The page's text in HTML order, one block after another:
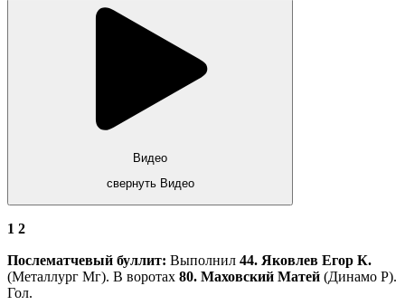
Видео
свернуть Видео
1 2
Послематчевый буллит: Выполнил 44. Яковлев Егор К.
(Металлург Мг). В воротах 80. Маховский Матей (Динамо Р).
Гол.